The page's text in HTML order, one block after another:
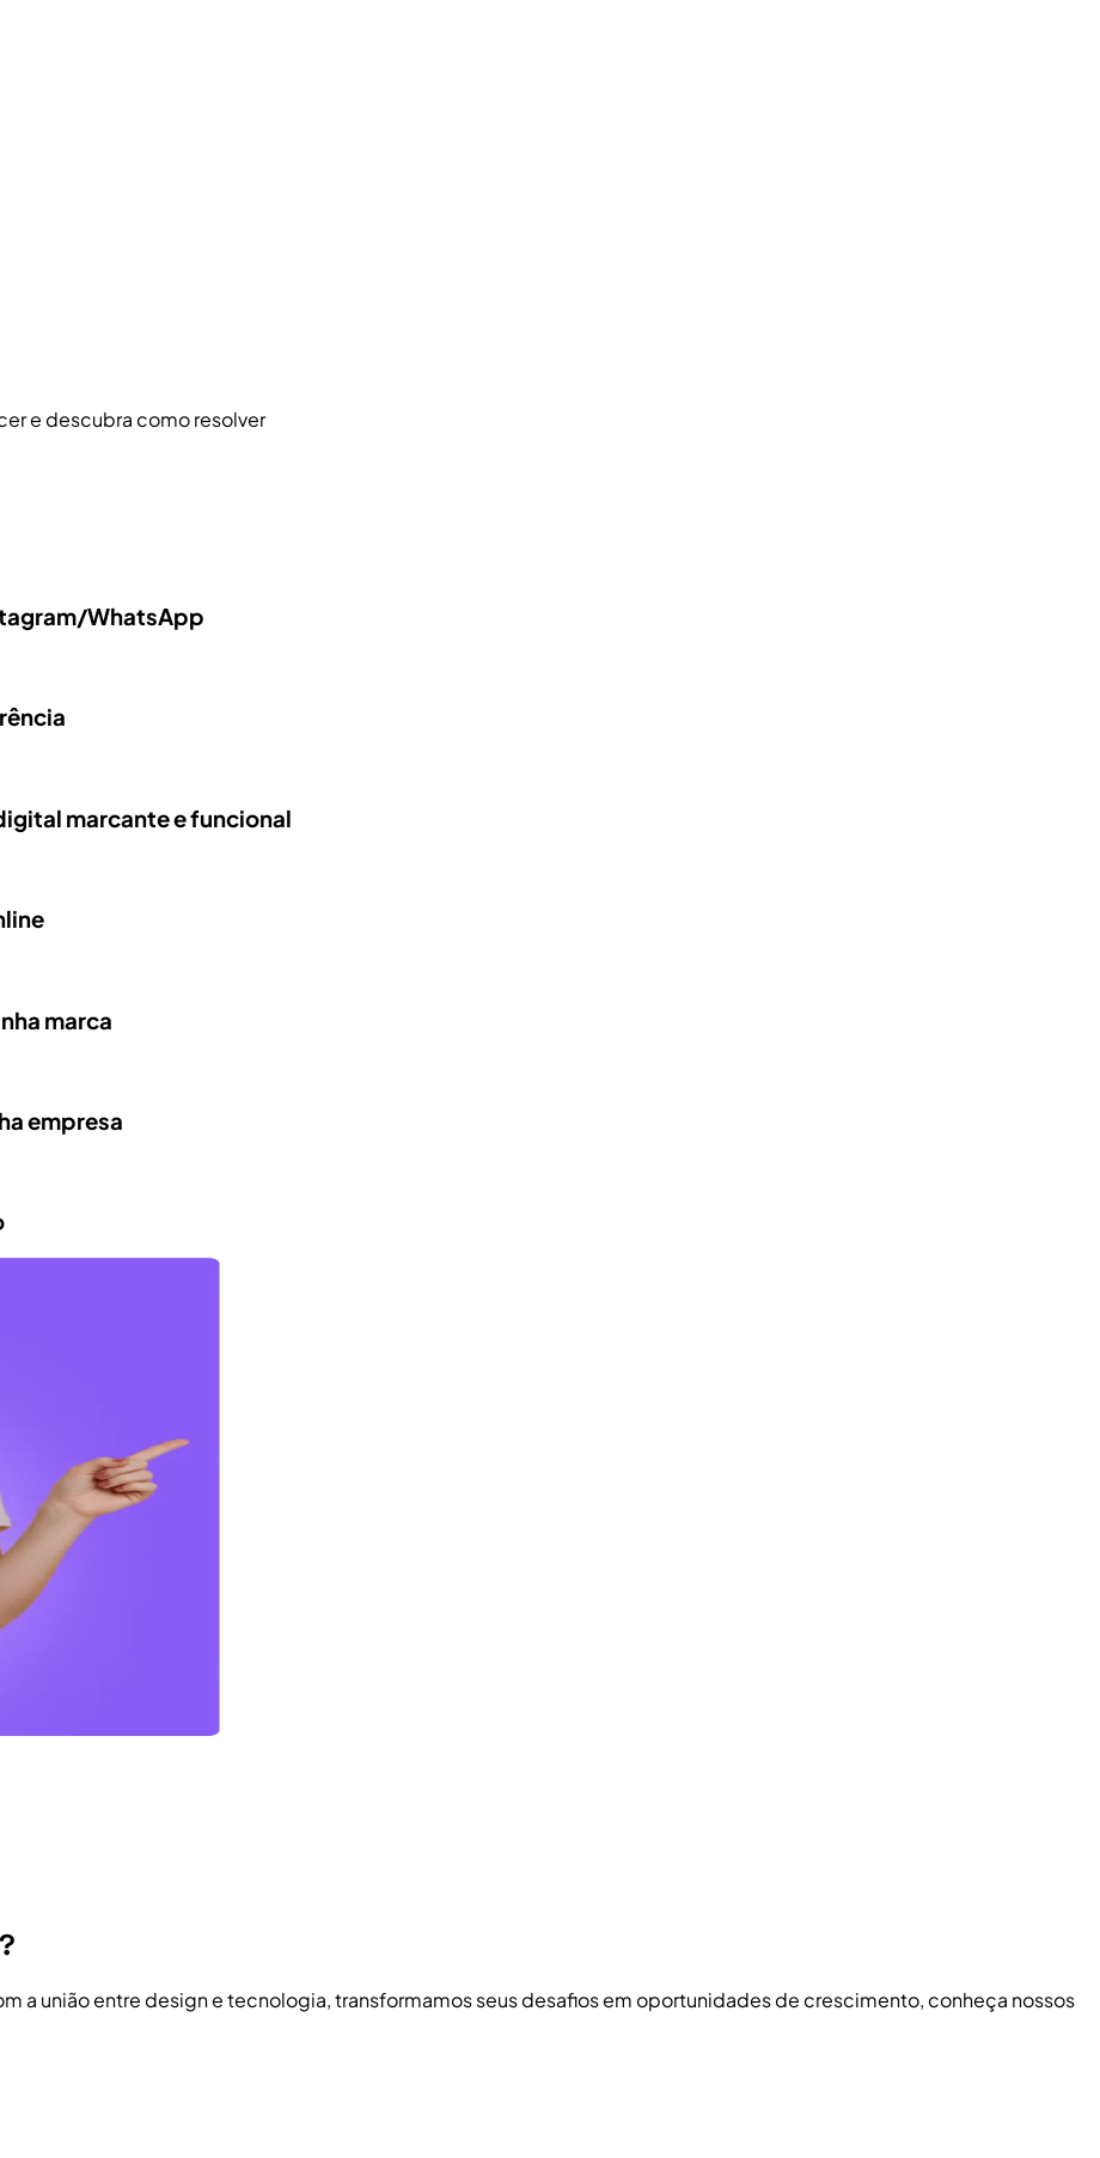
e descubra como resolver
WhatsApp
marcante e funcional
marca
empresa
a união entre design e tecnologia, transformamos seus desafios em oportunidades de crescimento, conheça nossos